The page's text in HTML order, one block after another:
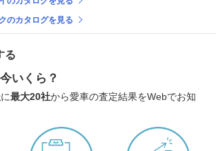
のカタログを見る
る
いくら？
に最大20社から愛車の査定結果をWebでお知